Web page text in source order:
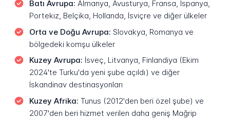
Batı Avrupa: Almanya, Avusturya, Fransa, İspanya,
Portekiz, Belçika, Hollanda, İsviçre ve diğer ülkeler
Orta ve Doğu Avrupa: Slovakya, Romanya ve
bölgedeki komşu ülkeler
Kuzey Avrupa: İsveç, Litvanya, Finlandiya (Ekim
2024'te Turku'da yeni şube açıldı) ve diğer
İskandinav destinasyonları
Kuzey Afrika: Tunus (2012'den beri özel şube) ve
2007'den beri hizmet verilen daha geniş Mağrip